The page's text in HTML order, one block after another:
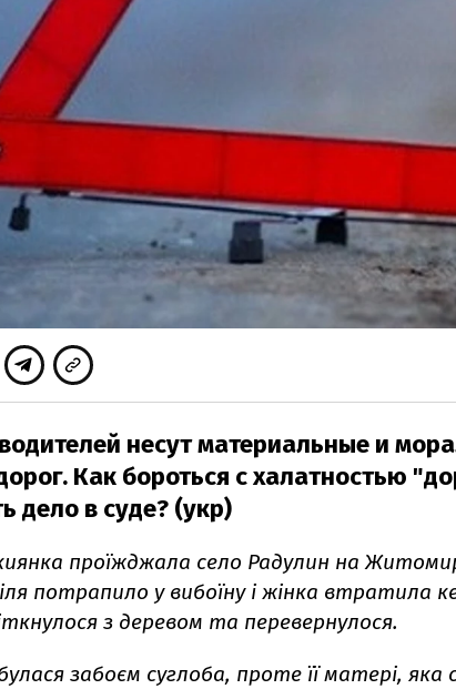
несут материальные и
Как бороться с халатностью
дело в суде? (укр)
проїжджала село Радулин на
потрапило у вибоїну і жінка втратила
з деревом та перевернулося.
забоєм суглоба, проте її матері,